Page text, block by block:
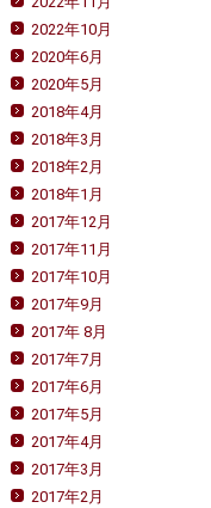
2022年10月
2020年6月
2020年5月
2018年4月
2018年3月
2018年2月
2018年1月
2017年12月
2017年11月
2017年10月
2017年9月
2017年 8月
2017年7月
2017年6月
2017年5月
2017年4月
2017年3月
2017年2月